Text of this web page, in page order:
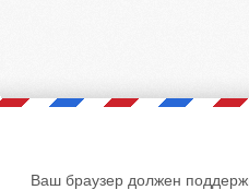
Ваш браузер должен